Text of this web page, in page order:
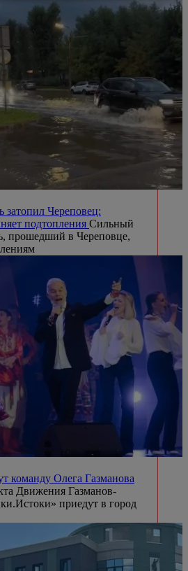
затопил Череповец:
подтопления Сильный
прошедший в Череповце,
команду Олега Газманова
Движения Газманов-
приедут в город